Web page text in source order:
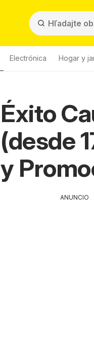
Electrónica Hogar y
Éxito
(desde
y
ANUNCIO